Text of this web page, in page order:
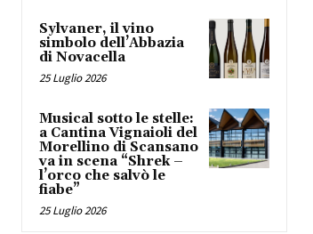
Sylvaner, il vino
simbolo dell’Abbazia
di Novacella
25 Luglio 2026
Musical sotto le stelle:
a Cantina Vignaioli del
Morellino di Scansano
va in scena “Shrek –
l’orco che salvò le
fiabe”
25 Luglio 2026